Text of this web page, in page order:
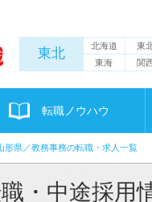
東北 北海道 東
東海
関
転職ノウハウ
形県／教務事務の転職・求人一覧
・中途採用